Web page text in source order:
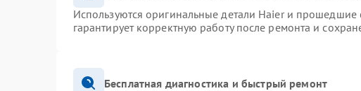
Используются оригинальные детали Haier и
гарантирует корректную работу после ремонта и
Бесплатная диагностика и быстрый ремонт